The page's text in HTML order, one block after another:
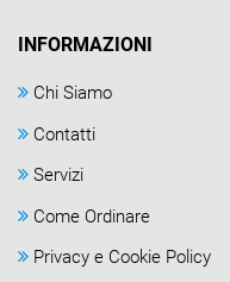
INFORMAZIONI
Chi Siamo
Contatti
Servizi
Come Ordinare
Privacy e Cookie Policy